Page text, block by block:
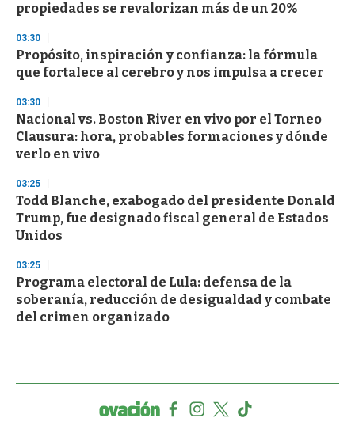
propiedades se revalorizan más de un 20%
03:30
Propósito, inspiración y confianza: la fórmula
que fortalece al cerebro y nos impulsa a crecer
03:30
Nacional vs. Boston River en vivo por el Torneo
Clausura: hora, probables formaciones y dónde
verlo en vivo
03:25
Todd Blanche, exabogado del presidente Donald
Trump, fue designado fiscal general de Estados
Unidos
03:25
Programa electoral de Lula: defensa de la
soberanía, reducción de desigualdad y combate
del crimen organizado